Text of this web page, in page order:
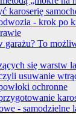
karoserię
- krok po
garażu? To
się warstw
usuwanie
ochronne
- samodzielne